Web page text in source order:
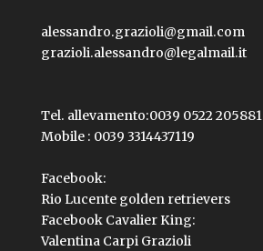
alessandro.grazioli@gmail.com
grazioli.alessandro@legalmail.it
Tel. allevamento:0039 0522 205881
Mobile : 0039 3314437119
Facebook:
Rio Lucente golden retrievers
Facebook Cavalier King:
Valentina Carpi Grazioli